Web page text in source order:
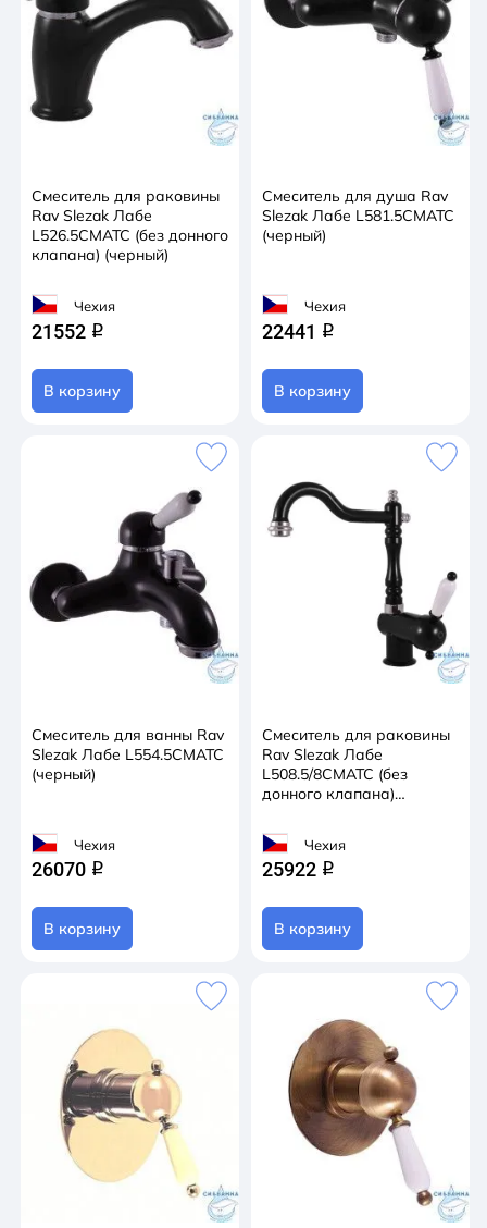
Смеситель для раковины
Rav Slezak Лабе
L526.5CMATC (без донного
клапана) (черный)
Чехия
21552 q
В корзину
Смеситель для душа Rav
Slezak Лабе L581.5CMATC
(черный)
Чехия
22441 q
В корзину
Смеситель для ванны Rav
Slezak Лабе L554.5CMATC
(черный)
Чехия
26070 q
В корзину
Смеситель для раковины
Rav Slezak Лабе
L508.5/8CMATC (без
донного клапана)
Чехия
25922 q
В корзину